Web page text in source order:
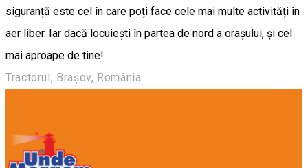
siguranță este cel în care poți face cele mai multe activități în
aer liber. Iar dacă locuiești în partea de nord a orașului, și cel
mai aproape de tine!
Tractorul, Brașov, România